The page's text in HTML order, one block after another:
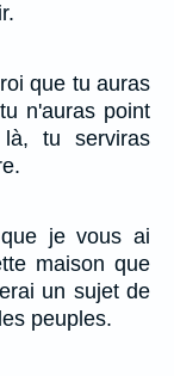
que tu auras
n'auras point
tu serviras
je vous ai
maison que
un sujet de
peuples.